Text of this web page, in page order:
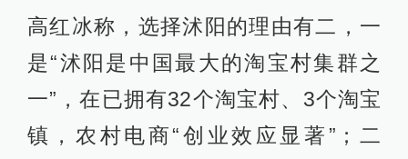
高红冰称，选择沭阳的理由有二，一
是“沭阳是中国最大的淘宝村集群之
一”，在已拥有32个淘宝村、3个淘宝
镇，农村电商“创业效应显著”；二